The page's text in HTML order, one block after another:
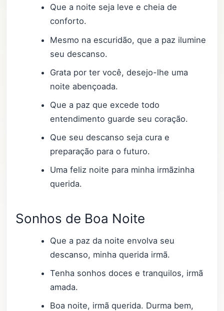
Que a noite seja leve e cheia de
conforto.
Mesmo na escuridão, que a paz ilumine
seu descanso.
Grata por ter você, desejo-lhe uma
noite abençoada.
Que a paz que excede todo
entendimento guarde seu coração.
Que seu descanso seja cura e
preparação para o futuro.
Uma feliz noite para minha irmãzinha
querida.
Sonhos de Boa Noite
Que a paz da noite envolva seu
descanso, minha querida irmã.
Tenha sonhos doces e tranquilos, irmã
amada.
Boa noite, irmã querida. Durma bem,